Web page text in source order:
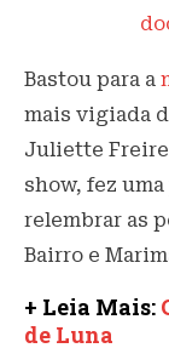
Bastou para a
mais vigiada
Juliette
show, fez
relembrar as
Bairro e
+ Leia Mais:
de Luna